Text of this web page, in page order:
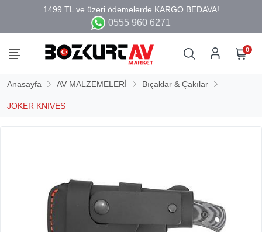
0555 960 6271
0
Anasayfa AV MALZEMELERİ Bıçaklar & Çakılar
JOKER KNIVES